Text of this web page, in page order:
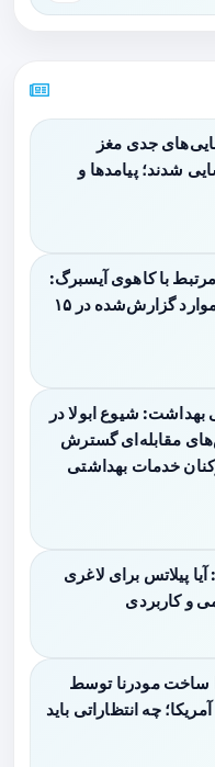
جدی مغز
شدند؛ پیامدها و
با کاهوی آیسبرگ:
هشدار CDC درباره موارد گزارش‌شده در ۱۵
شیوع ابولا در
مقابله‌ای گسترش
خدمات بهداشتی
پیلاتس برای لاغری
و کاربردی
ساخت مودرنا توسط
چه انتظاراتی باید